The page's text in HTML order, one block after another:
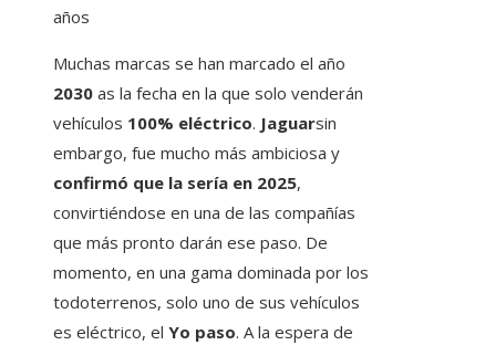
años
Muchas marcas se han marcado el año
2030 as la fecha en la que solo venderán
vehículos 100% eléctrico. Jaguarsin
embargo, fue mucho más ambiciosa y
confirmó que la sería en 2025,
convirtiéndose en una de las compañías
que más pronto darán ese paso. De
momento, en una gama dominada por los
todoterrenos, solo uno de sus vehículos
es eléctrico, el Yo paso. A la espera de